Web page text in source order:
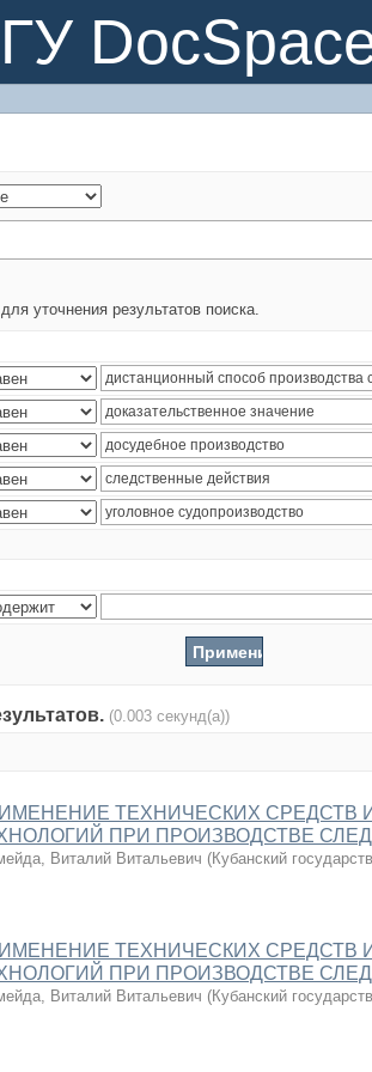
уточнения результатов поиска.
(0.003 секунд(а))
ТЕХНИЧЕСКИХ СРЕДСТВ
ПРИ ПРОИЗВОДСТВЕ
Виталий Витальевич (Кубанский
ТЕХНИЧЕСКИХ СРЕДСТВ
ПРИ ПРОИЗВОДСТВЕ
Виталий Витальевич (Кубанский